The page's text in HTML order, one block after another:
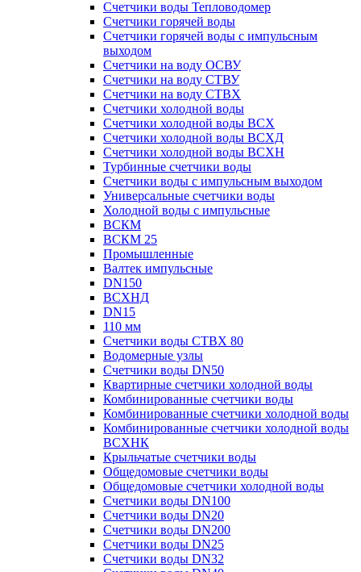
Счетчики воды Тепловодомер
Счетчики горячей воды
Счетчики горячей воды с импульсным
выходом
Счетчики на воду ОСВУ
Счетчики на воду СТВУ
Счетчики на воду СТВХ
Счетчики холодной воды
Счетчики холодной воды ВСХ
Счетчики холодной воды ВСХД
Счетчики холодной воды ВСХН
Турбинные счетчики воды
Счетчики воды с импульсным выходом
Универсальные счетчики воды
Холодной воды с импульсные
ВСКМ
ВСКМ 25
Промышленные
Валтек импульсные
DN150
ВСХНД
DN15
110 мм
Счетчики воды СТВХ 80
Водомерные узлы
Счетчики воды DN50
Квартирные счетчики холодной воды
Комбинированные счетчики воды
Комбинированные счетчики холодной воды
Комбинированные счетчики холодной воды
ВСХНК
Крыльчатые счетчики воды
Общедомовые счетчики воды
Общедомовые счетчики холодной воды
Счетчики воды DN100
Счетчики воды DN20
Счетчики воды DN200
Счетчики воды DN25
Счетчики воды DN32